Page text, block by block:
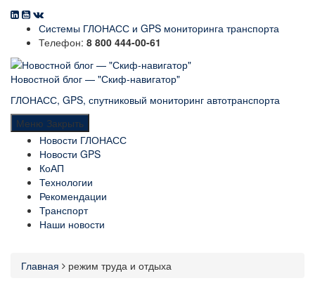
Системы ГЛОНАСС и GPS мониторинга транспорта
Телефон: 8 800 444-00-61
Новостной блог — "Скиф-навигатор"
ГЛОНАСС, GPS, спутниковый мониторинг автотранспорта
Меню Закрыть
Новости ГЛОНАСС
Новости GPS
КоАП
Технологии
Рекомендации
Транспорт
Наши новости
Главная режим труда и отдыха